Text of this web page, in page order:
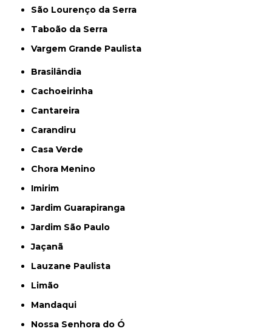
São Lourenço da Serra
Taboão da Serra
Vargem Grande Paulista
Brasilândia
Cachoeirinha
Cantareira
Carandiru
Casa Verde
Chora Menino
Imirim
Jardim Guarapiranga
Jardim São Paulo
Jaçanã
Lauzane Paulista
Limão
Mandaqui
Nossa Senhora do Ó